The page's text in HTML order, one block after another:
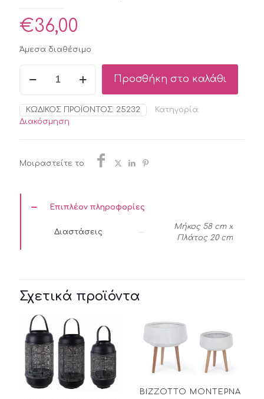
€36,00
Άμεσα διαθέσιμο
χρυσή
58x20cm
|
Προσθήκη στο καλάθι
ΚΩΔΙΚΌΣ ΠΡΟΪΌΝΤΟΣ: 25232
Κατηγορία:
Διακόσμηση
Μοιραστείτε το
Επιπλέον πληροφορίες
Διαστάσεις
Μήκος 58 cm x
Πλάτος 20 cm
Σχετικά προϊόντα
BIZZOTTO ΜΟΝΤΕΡΝΑ